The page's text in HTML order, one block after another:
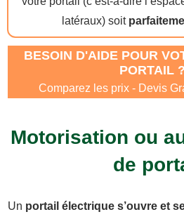
latéraux) soit
BESOIN D'AIDE POUR
PORTAIL ?
Comparez les prix - Devis
Motorisation ou
de
Un portail électrique s’ouvre et